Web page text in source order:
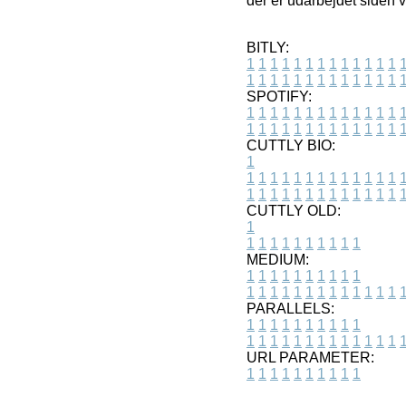
BITLY:
1 1 1 1 1 1 1 1 1 1 1 1 1 1
1 1 1 1 1 1 1 1 1 1 1 1 1 1
SPOTIFY:
1 1 1 1 1 1 1 1 1 1 1 1 1 1
1 1 1 1 1 1 1 1 1 1 1 1 1 1
CUTTLY BIO:
1
1 1 1 1 1 1 1 1 1 1 1 1 1 1
1 1 1 1 1 1 1 1 1 1 1 1 1 1
CUTTLY OLD:
1
1 1 1 1 1 1 1 1 1 1
MEDIUM:
1 1 1 1 1 1 1 1 1 1
1 1 1 1 1 1 1 1 1 1 1 1 1 1
PARALLELS:
1 1 1 1 1 1 1 1 1 1
1 1 1 1 1 1 1 1 1 1 1 1 1 1
URL PARAMETER:
1 1 1 1 1 1 1 1 1 1